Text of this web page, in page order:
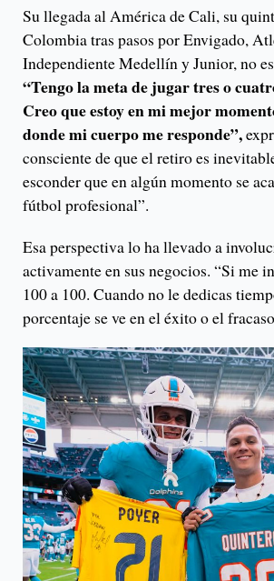
Su llegada al América de Cali, su
Colombia tras pasos por Envigado,
Independiente Medellín y Junior, no
“Tengo la meta de jugar tres o
Creo que estoy en mi mejor
donde mi cuerpo me responde”,
consciente de que el retiro es
esconder que en algún momento se
fútbol profesional”.
Esa perspectiva lo ha llevado a
activamente en sus negocios. “Si me
100 a 100. Cuando no le dedicas
porcentaje se ve en el éxito o el